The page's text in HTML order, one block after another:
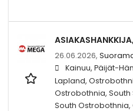
26.06.2026,
Kainuu, Päijät-
Lapland,
Ostrobothnia, South
South